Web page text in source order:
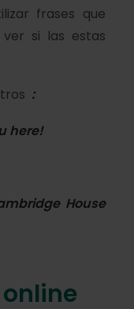
frases que
si las estas
:
here!
House